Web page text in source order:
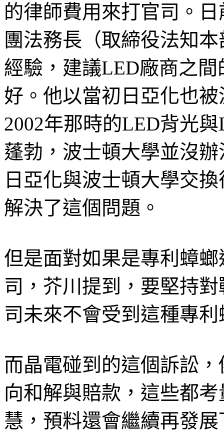
的律師費用來打官司。
團法務長（取締役法知
經驗，建議LED廠商之
好。他以當初日亞化也
2002年那時的LED背光
蓬勃，波士頓大學並沒
日亞化與波士頓大學交
解決了這個問題。
但是面對如果是專利蟑
司，芥川提到，要堅持
司未來不會受到這種專
而晶電碰到的這個訴訟
向和解與賠款，這些都
慧，預料還會繼續再發展